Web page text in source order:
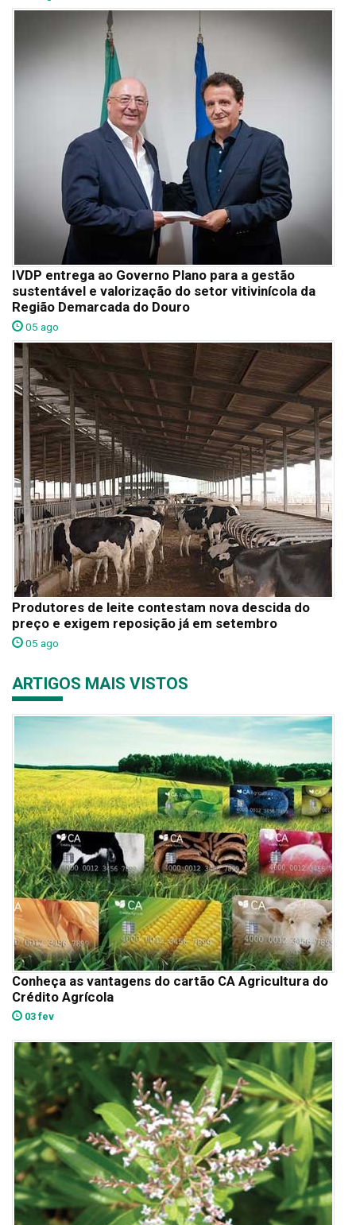
IVDP entrega ao Governo Plano para a gestão
sustentável e valorização do setor vitivinícola da
Região Demarcada do Douro
05 ago
Produtores de leite contestam nova descida do
preço e exigem reposição já em setembro
05 ago
ARTIGOS MAIS VISTOS
Conheça as vantagens do cartão CA Agricultura do
Crédito Agrícola
03 fev